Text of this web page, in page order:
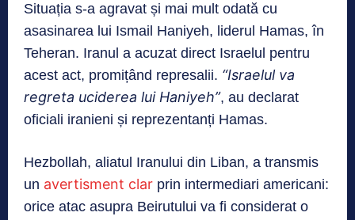
Situația s-a agravat și mai mult odată cu
asasinarea lui Ismail Haniyeh, liderul Hamas, în
Teheran. Iranul a acuzat direct Israelul pentru
acest act, promițând represalii. “Israelul va
regreta uciderea lui Haniyeh”, au declarat
oficiali iranieni și reprezentanți Hamas.
Hezbollah, aliatul Iranului din Liban, a transmis
un avertisment clar prin intermediari americani:
orice atac asupra Beirutului va fi considerat o